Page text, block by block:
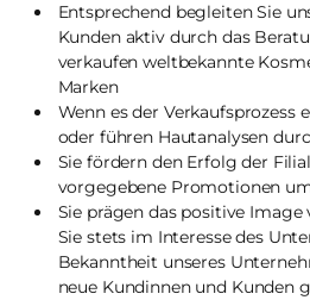
Entsprechend begleiten Sie
Kunden aktiv durch das
verkaufen weltbekannte
Marken
Wenn es der Verkaufsprozess
oder führen Hautanalysen
Sie fördern den Erfolg der
vorgegebene Promotionen
Sie prägen das positive
Sie stets im Interesse des
Bekanntheit unseres
neue Kundinnen und Kunden